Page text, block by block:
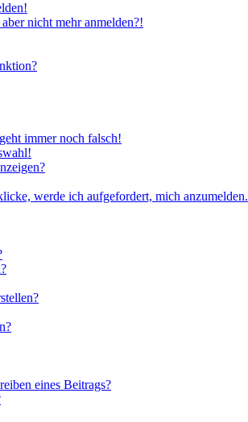
nicht mehr anmelden?!
immer noch falsch!
werde ich aufgefordert, mich anzumelden.
eines Beitrags?